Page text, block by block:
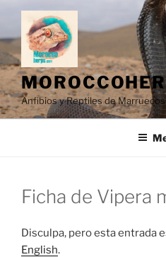
Saltar
contenido
Anfibios y Reptiles de Marruecos
Ficha de Vipera
Disculpa, pero esta entrada
English.